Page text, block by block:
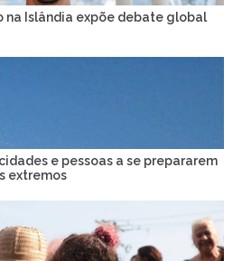
na Islândia expõe debate global
e pessoas a se prepararem
extremos